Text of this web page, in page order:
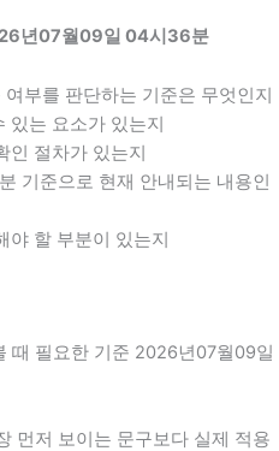
년07월09일 04시36분
부를 판단하는 기준은 무엇인지
있는 요소가 있는지
인 절차가 있는지
기준으로 현재 안내되는 내용인
야 할 부분이 있는지
때 필요한 기준 2026년07월09일
먼저 보이는 문구보다 실제 적용